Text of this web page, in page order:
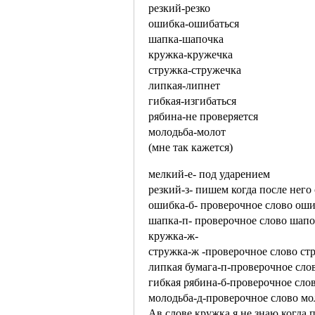
резкий-резко
ошибка-ошибаться
шапка-шапочка
кружка-кружечка
стружка-стружечка
липкая-липнет
гибкая-изгибаться
рябина-не проверяется
молодьба-молот
(мне так кажется)
мелкий-е- под ударением
резкий-з- пишем когда после него
ошибка-б- проверочное слово
шапка-п- проверочное слово
кружка-ж-
стружка-ж -проверочное слово
липкая бумага-п-проверочное
гибкая рябина-б-проверочное
молодьба-д-проверочное слово